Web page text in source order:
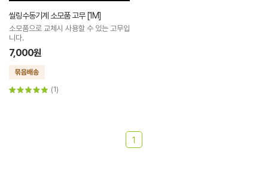
씰링수동기계 소모품 고무 [1M]
소모품으로 교체시 사용할 수 있는 고무입
니다.
7,000원
(1)
1